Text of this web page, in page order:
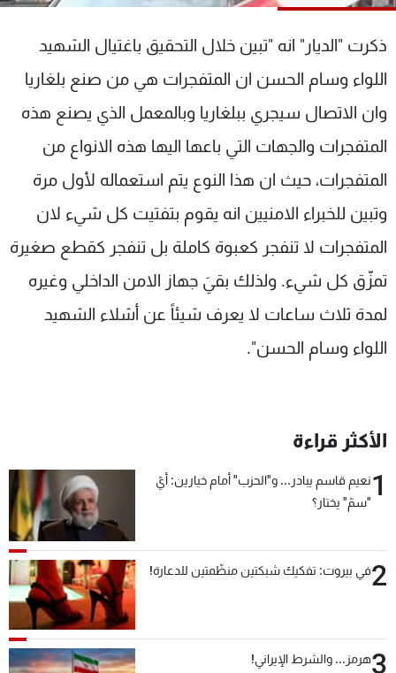
ذكرت "الديار" انه "تبين خلال التحقيق باغتيال الشهيد
اللواء وسام الحسن ان المتفجرات هي من صنع بلغاريا
وان الاتصال سيجري ببلغاريا وبالمعمل الذي يصنع هذه
المتفجرات والجهات التي باعها اليها هذه الانواع من
المتفجرات، حيث ان هذا النوع يتم استعماله لأول مرة
وتبين للخبراء الامنيين انه يقوم بتفتيت كل شيء لان
المتفجرات لا تنفجر كعبوة كاملة بل تنفجر كقطع صغيرة
تمزّق كل شيء. ولذلك بقيَ جهاز الامن الداخلي وغيره
لمدة ثلاث ساعات لا يعرف شيئاً عن أشلاء الشهيد
اللواء وسام الحسن".
الأكثر قراءة
1نعيم قاسم يبادر... و"الحزب" أمام خيارين: أيّ
"سمّ" يختار؟
2في بيروت: تفكيك شبكتين منظّمتين للدعارة!
3هرمز... والشرط الإيراني!
الترددات
الإنـتـاج
لاعلاناتكم
تواصل معنا
شروط الإسـتخدام
سياسة الخصوصية